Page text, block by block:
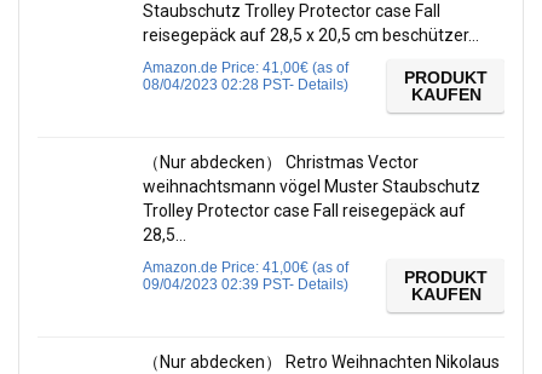
Staubschutz Trolley Protector case Fall
reisegepäck auf 28,5 x 20,5 cm beschützer…
Amazon.de Price: 41,00€ (as of
08/04/2023 02:28 PST- Details)
PRODUKT
KAUFEN
（Nur abdecken） Christmas Vector
weihnachtsmann vögel Muster Staubschutz
Trolley Protector case Fall reisegepäck auf
28,5…
Amazon.de Price: 41,00€ (as of
09/04/2023 02:39 PST- Details)
PRODUKT
KAUFEN
（Nur abdecken） Retro Weihnachten Nikolaus